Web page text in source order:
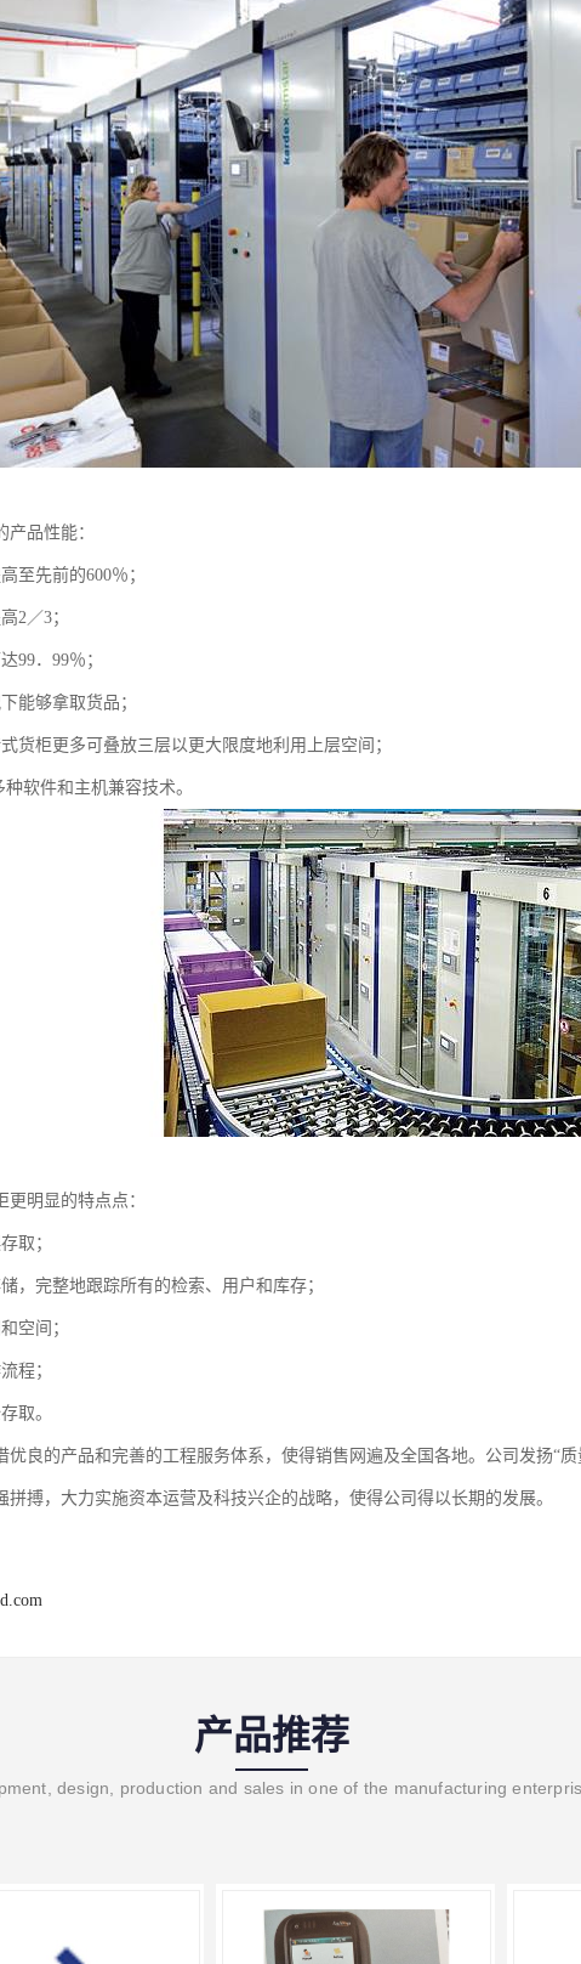
产品性能：
至先前的600％；
2／3；
99．99％；
能够拿取货品；
货柜更多可叠放三层以更大限度地利用上层空间；
软件和主机兼容技术。
更明显的特点点：
取；
，完整地跟踪所有的检索、用户和库存；
空间；
程；
取。
优良的产品和完善的工程服务体系，使得销售网遍及全国各地。公司发扬“
拼搏，大力实施资本运营及科技兴企的战略，使得公司得以长期的发展。
产品推荐
design, production and sales in one of the manufacturing